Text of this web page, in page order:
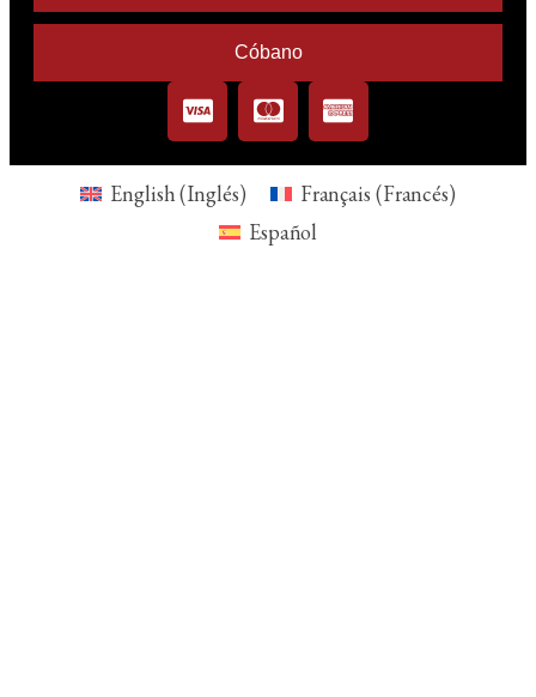
Cóbano
English(Inglés) Français (Francés)
Español